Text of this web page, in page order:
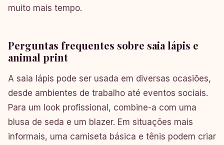
muito mais tempo.
Perguntas frequentes sobre saia lápis e
animal print
A saia lápis pode ser usada em diversas ocasiões,
desde ambientes de trabalho até eventos sociais.
Para um look profissional, combine-a com uma
blusa de seda e um blazer. Em situações mais
informais, uma camiseta básica e tênis podem criar